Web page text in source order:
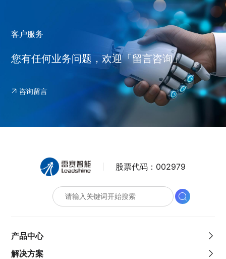
客户服务
您有任何业务问题，欢迎「留言咨询」
咨询留言
股票代码： 002979
产品中心
解决方案